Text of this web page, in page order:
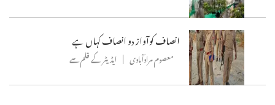
انصاف کوآواز دو انصاف کہاں ہے
معصوم مرادآبادی ایڈیٹر کے قلم سے